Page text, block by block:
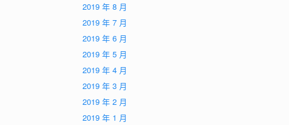
2019 年 8 月
2019 年 7 月
2019 年 6 月
2019 年 5 月
2019 年 4 月
2019 年 3 月
2019 年 2 月
2019 年 1 月